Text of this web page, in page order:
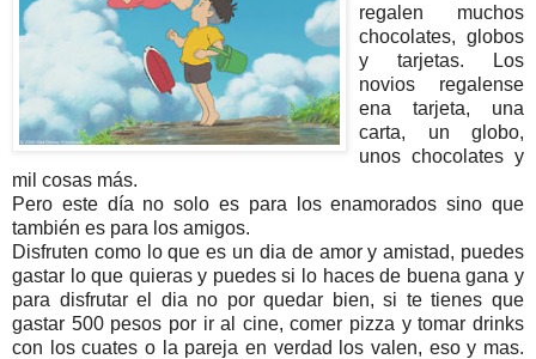
regalen muchos
chocolates, globos
y tarjetas. Los
novios regalense
ena tarjeta, una
carta, un globo,
unos chocolates y
mil cosas más.
Pero este día no solo es para los enamorados sino que
también es para los amigos.
Disfruten como lo que es un dia de amor y amistad, puedes
gastar lo que quieras y puedes si lo haces de buena gana y
para disfrutar el dia no por quedar bien, si te tienes que
gastar 500 pesos por ir al cine, comer pizza y tomar drinks
con los cuates o la pareja en verdad los valen, eso y mas.